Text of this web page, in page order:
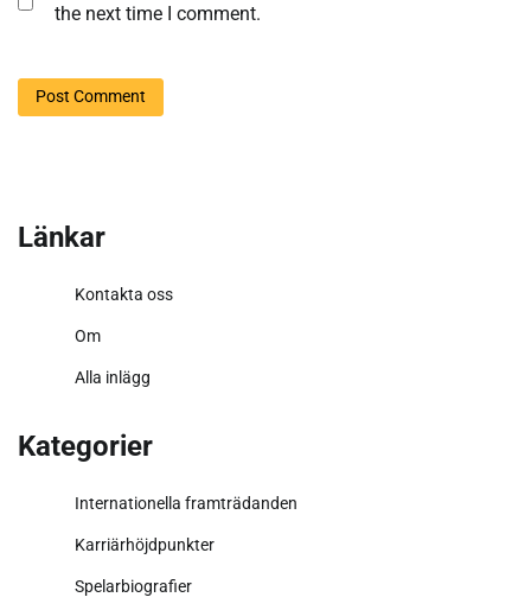
the next time I comment.
Länkar
Kontakta oss
Om
Alla inlägg
Kategorier
Internationella framträdanden
Karriärhöjdpunkter
Spelarbiografier